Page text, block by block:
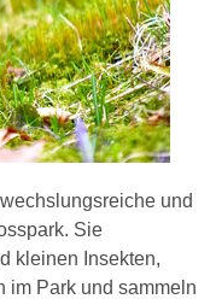
und
Sie
kleinen Insekten,
im Park und sammeln